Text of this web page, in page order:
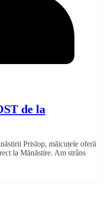
de la
Prislop, măicuțele oferă
la Mănăstire. Am strâns